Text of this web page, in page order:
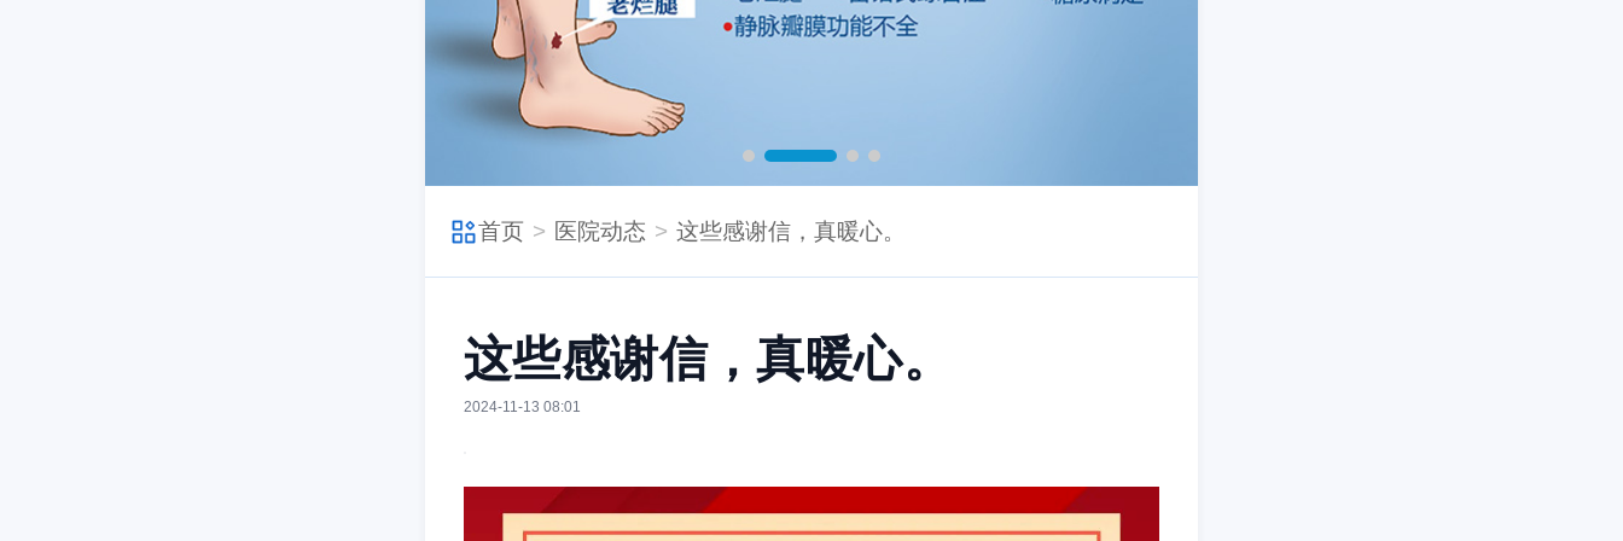
首页 医院动态 这些感谢信，真暖心。
这些感谢信，真暖心。
2024-11-13 08:01